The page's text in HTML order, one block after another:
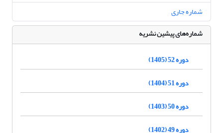
شماره جاری
شماره‌های پیشین نشریه
دوره 52 (1405)
دوره 51 (1404)
دوره 50 (1403)
دوره 49 (1402)